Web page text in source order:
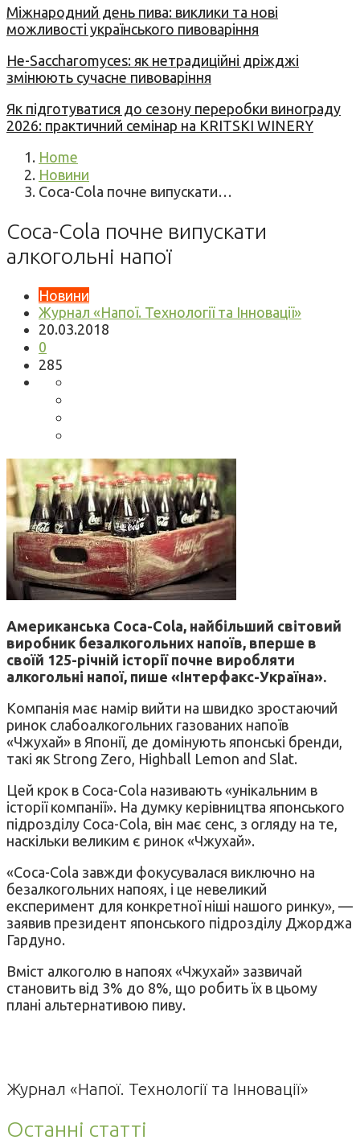
Міжнародний день пива: виклики та нові
можливості українського пивоваріння
Не-Saccharomyces: як нетрадиційні дріжджі
змінюють сучасне пивоваріння
Як підготуватися до сезону переробки винограду
2026: практичний семінар на KRITSKI WINERY
Home
Новини
Coca-Cola почне випускати…
Coca-Cola почне випускати
алкогольні напої
Новини
Журнал «Напої. Технології та Інновації»
20.03.2018
0
285
Американська Coca-Cola, найбільший світовий
виробник безалкогольних напоїв, вперше в
своїй 125-річній історії почне виробляти
алкогольні напої, пише «Інтерфакс-Україна».
Компанія має намір вийти на швидко зростаючий
ринок слабоалкогольних газованих напоїв
«Чжухай» в Японії, де домінують японські бренди,
такі як Strong Zero, Highball Lemon and Slat.
Цей крок в Coca-Cola називають «унікальним в
історії компанії». На думку керівництва японського
підрозділу Coca-Cola, він має сенс, з огляду на те,
наскільки великим є ринок «Чжухай».
«Coca-Cola завжди фокусувалася виключно на
безалкогольних напоях, і це невеликий
експеримент для конкретної ніші нашого ринку», —
заявив президент японського підрозділу Джорджа
Гардуно.
Вміст алкоголю в напоях «Чжухай» зазвичай
становить від 3% до 8%, що робить їх в цьому
плані альтернативою пиву.
Журнал «Напої. Технології та Інновації»
Останні статті